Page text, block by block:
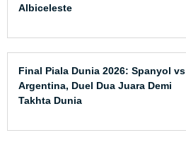
Albiceleste
Final Piala Dunia 2026: Spanyol vs
Argentina, Duel Dua Juara Demi
Takhta Dunia